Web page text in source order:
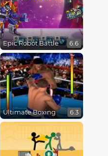
Epic Robot Battle 6.6
Ultimate Boxing 6.3